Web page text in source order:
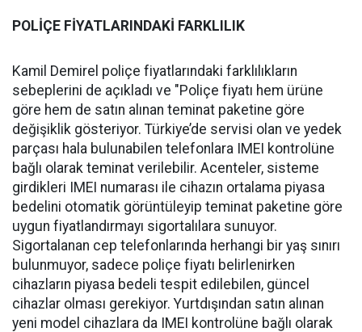
POLİÇE FİYATLARINDAKİ FARKLILIK
Kamil Demirel poliçe fiyatlarındaki farklılıkların
sebeplerini de açıkladı ve "Poliçe fiyatı hem ürüne
göre hem de satın alınan teminat paketine göre
değişiklik gösteriyor. Türkiye’de servisi olan ve yedek
parçası hala bulunabilen telefonlara IMEI kontrolüne
bağlı olarak teminat verilebilir. Acenteler, sisteme
girdikleri IMEI numarası ile cihazın ortalama piyasa
bedelini otomatik görüntüleyip teminat paketine göre
uygun fiyatlandırmayı sigortalılara sunuyor.
Sigortalanan cep telefonlarında herhangi bir yaş sınırı
bulunmuyor, sadece poliçe fiyatı belirlenirken
cihazların piyasa bedeli tespit edilebilen, güncel
cihazlar olması gerekiyor. Yurtdışından satın alınan
yeni model cihazlara da IMEI kontrolüne bağlı olarak